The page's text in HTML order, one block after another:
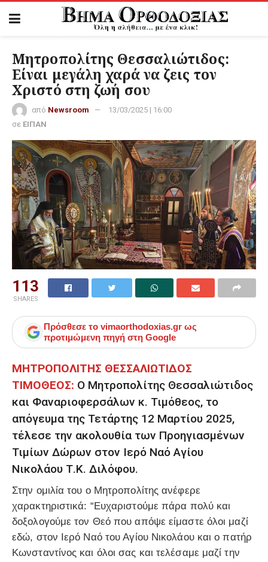
Μητροπολίτης Θεσσαλιώτιδος:
Είναι μεγάλη χαρά να ζεις τον
Χριστό στη ζωή σου
από Newsroom
13/03/2025 | 16:00
σε ΕΙΠΑΝ
113
SHARES
Πρόσθεσε το vimaorthodoxias.gr ως
προτιμώμενη πηγή στη Google
ΜΗΤΡΟΠΟΛΙΤΗΣ ΘΕΣΣΑΛΙΩΤΙΔΟΣ
ΤΙΜΟΘΕΟΣ: Ο Μητροπολίτης Θεσσαλιώτιδος
και Φαναριοφερσάλων κ. Τιμόθεος, το
απόγευμα της Τετάρτης 12 Μαρτίου 2025,
τέλεσε την ακολουθία των Προηγιασμένων
Τιμίων Δώρων στον Ιερό Ναό Αγίου
Νικολάου Τ.Κ. Διλόφου.
Στην ομιλία του ο Μητροπολίτης ανέφερε
χαρακτηριστικά: “Ευχαριστούμε πάρα πολύ και
δοξολογούμε τον Θεό που απόψε είμαστε όλοι μαζί
εδώ, στον Ιερό Ναό του Αγίου Νικολάου και ο πατήρ
Κωνσταντίνος και όλοι σας και τελέσαμε μαζί την